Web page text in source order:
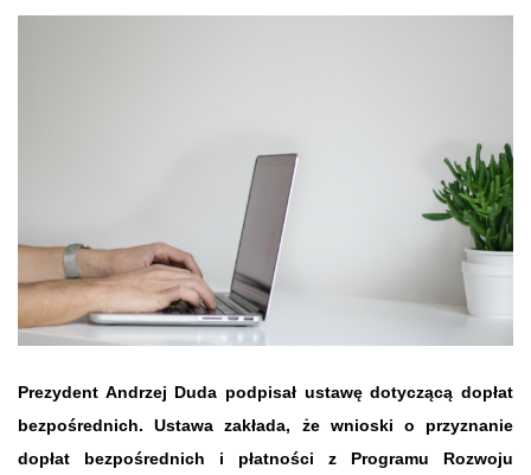
Prezydent Andrzej Duda podpisał ustawę dotyczącą dopłat
bezpośrednich. Ustawa zakłada, że wnioski o przyznanie
dopłat bezpośrednich i płatności z Programu Rozwoju